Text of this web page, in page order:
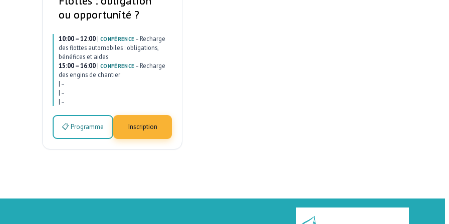
ou opportunité ?
10:00 – 12:00 | CONFÉRENCE – Recharge
des flottes automobiles : obligations,
bénéfices et aides
15:00 – 16:00 | CONFÉRENCE – Recharge
des engins de chantier
| –
| –
| –
📋 Programme Inscription